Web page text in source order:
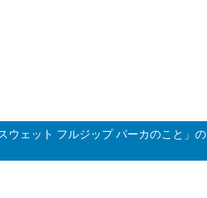
ウェット フルジップ パーカのこと」の